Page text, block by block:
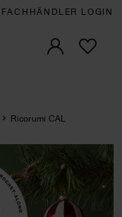
FACHHÄNDLER LOGIN
Ricorumi CAL